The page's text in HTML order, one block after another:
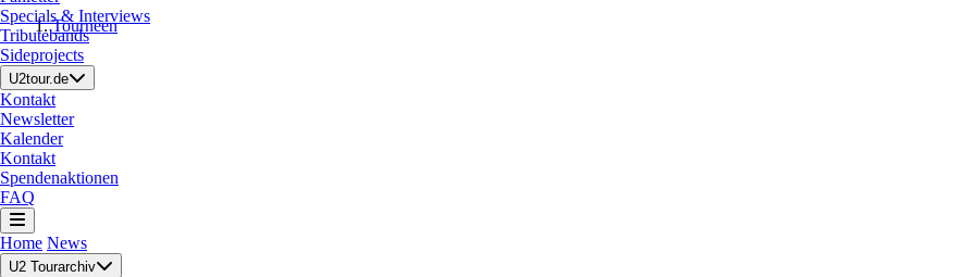
Specials & Interviews
Tributebands
Sideprojects
U2tour.de
Kontakt
Newsletter
Kalender
Kontakt
Spendenaktionen
FAQ
Home News
U2 Tourarchiv
Tourneen